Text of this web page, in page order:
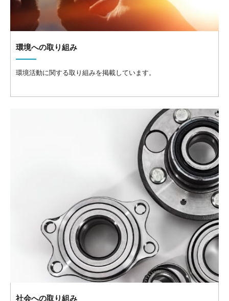
環境への取り組み
環境活動に関する取り組みを掲載しています。
社会への取り組み